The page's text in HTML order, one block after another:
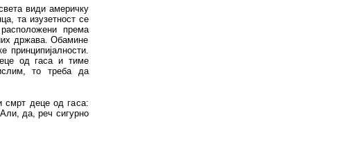
види америчку
та изузетност се
према
држава. Обамине
принципијалности.
од гаса и тиме
то треба да
смрт деце од гаса:
да, реч сигурно